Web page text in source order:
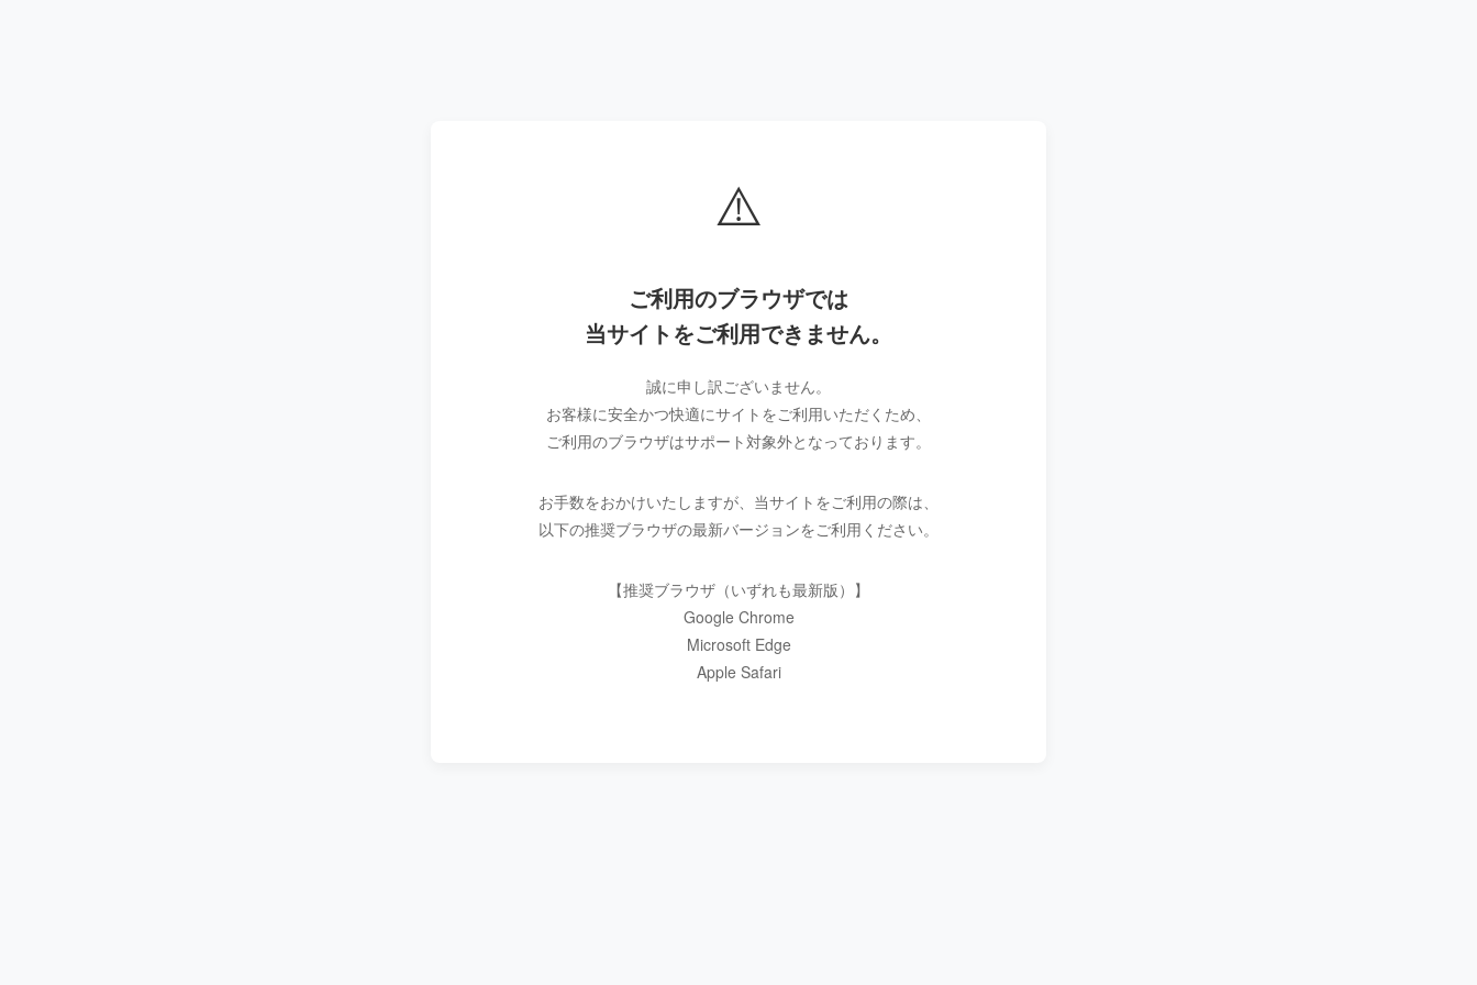
⚠️
ご利用のブラウザでは
当サイトをご利用できません。
誠に申し訳ございません。
お客様に安全かつ快適にサイトをご利用いただくため、
ご利用のブラウザはサポート対象外となっております。
お手数をおかけいたしますが、当サイトをご利用の際は、
以下の推奨ブラウザの最新バージョンをご利用ください。
【推奨ブラウザ（いずれも最新版）】
Google Chrome
Microsoft Edge
Apple Safari